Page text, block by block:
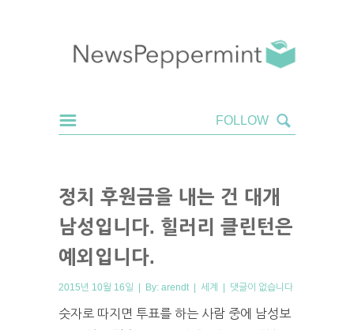
정치 후원금을 내는 건 대개
남성입니다. 힐러리 클린턴은
예외입니다.
2015년 10월 16일 | By: arendt | 세계 | 댓글이 없습니다
숫자로 따지면 투표를 하는 사람 중에 남성보